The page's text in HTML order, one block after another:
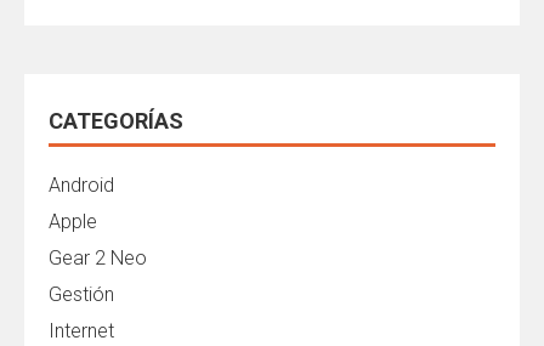
CATEGORÍAS
Android
Apple
Gear 2 Neo
Gestión
Internet